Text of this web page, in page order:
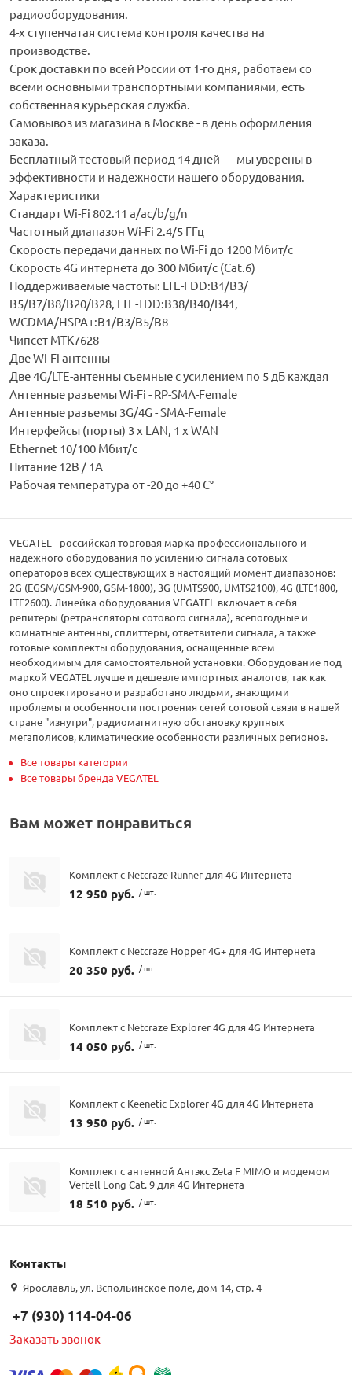
радиооборудования.
4-х ступенчатая система контроля качества на
производстве.
Срок доставки по всей России от 1-го дня, работаем со
всеми основными транспортными компаниями, есть
собственная курьерская служба.
Самовывоз из магазина в Москве - в день оформления
заказа.
Бесплатный тестовый период 14 дней — мы уверены в
эффективности и надежности нашего оборудования.
Характеристики
Стандарт Wi-Fi 802.11 a/ac/b/g/n
Частотный диапазон Wi-Fi 2.4/5 ГГц
Скорость передачи данных по Wi-Fi до 1200 Мбит/с
Скорость 4G интернета до 300 Мбит/с (Cat.6)
Поддерживаемые частоты: LTE-FDD:B1/B3/
В5/B7/B8/B20/B28, LTE-TDD:B38/B40/B41,
WCDMA/HSPA+:B1/В3/В5/B8
Чипсет MTK7628
Две Wi-Fi антенны
Две 4G/LTE-антенны съемные с усилением по 5 дБ каждая
Антенные разъемы Wi-Fi - RP-SMA-Female
Антенные разъемы 3G/4G - SMA-Female
Интерфейсы (порты) 3 х LAN, 1 x WAN
Ethernet 10/100 Мбит/с
Питание 12В / 1А
Рабочая температура от -20 до +40 С°
VEGATEL - российская торговая марка профессионального и
надежного оборудования по усилению сигнала сотовых
операторов всех существующих в настоящий момент диапазонов:
2G (EGSM/GSM-900, GSM-1800), 3G (UMTS900, UMTS2100), 4G (LTE1800,
LTE2600). Линейка оборудования VEGATEL включает в себя
репитеры (ретрансляторы сотового сигнала), всепогодные и
комнатные антенны, сплиттеры, ответвители сигнала, а также
готовые комплекты оборудования, оснащенные всем
необходимым для самостоятельной установки. Оборудование под
маркой VEGATEL лучше и дешевле импортных аналогов, так как
оно спроектировано и разработано людьми, знающими
проблемы и особенности построения сетей сотовой связи в нашей
стране "изнутри", радиомагнитную обстановку крупных
мегаполисов, климатические особенности различных регионов.
Все товары категории
Все товары бренда VEGATEL
Вам может понравиться
Комплект с Netcraze Runner для 4G Интернета
12 950 руб. / шт.
Комплект с Netcraze Hopper 4G+ для 4G Интернета
20 350 руб. / шт.
Комплект с Netcraze Explorer 4G для 4G Интернета
14 050 руб. / шт.
Комплект с Keenetic Explorer 4G для 4G Интернета
13 950 руб. / шт.
Комплект с антенной Антэкс Zeta F MIMO и модемом
Vertell Long Cat. 9 для 4G Интернета
18 510 руб. / шт.
Контакты
Ярославль, ул. Вспольинское поле, дом 14, стр. 4
+7 (930) 114-04-06
Заказать звонок